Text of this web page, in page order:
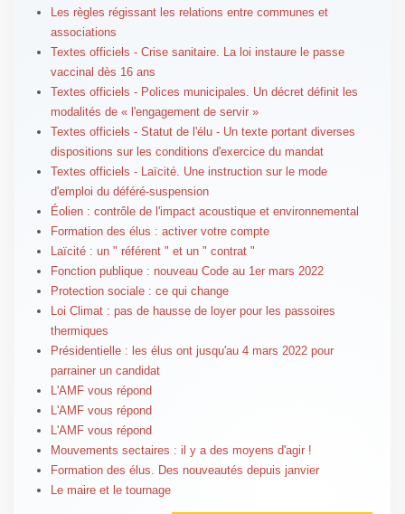
Les règles régissant les relations entre communes et
associations
Textes officiels - Crise sanitaire. La loi instaure le passe
vaccinal dès 16 ans
Textes officiels - Polices municipales. Un décret définit les
modalités de « l'engagement de servir »
Textes officiels - Statut de l'élu - Un texte portant diverses
dispositions sur les conditions d'exercice du mandat
Textes officiels - Laïcité. Une instruction sur le mode
d'emploi du déféré-suspension
Éolien : contrôle de l'impact acoustique et environnemental
Formation des élus : activer votre compte
Laïcité : un " référent " et un " contrat "
Fonction publique : nouveau Code au 1er mars 2022
Protection sociale : ce qui change
Loi Climat : pas de hausse de loyer pour les passoires
thermiques
Présidentielle : les élus ont jusqu'au 4 mars 2022 pour
parrainer un candidat
L'AMF vous répond
L'AMF vous répond
L'AMF vous répond
Mouvements sectaires : il y a des moyens d'agir !
Formation des élus. Des nouveautés depuis janvier
Le maire et le tournage